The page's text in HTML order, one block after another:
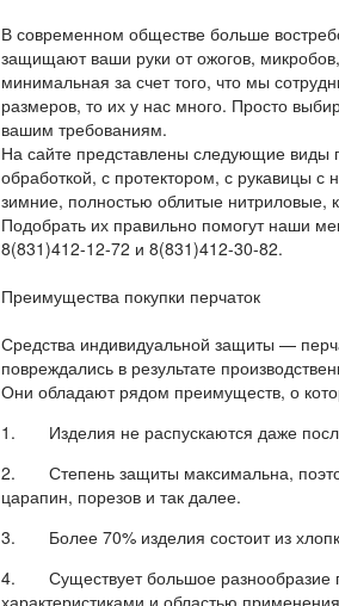
В современном обществе больше
защищают ваши руки от ожогов,
минимальная за счет того, что мы
размеров, то их у нас много. Просто
вашим требованиям.
На сайте представлены следующие виды
обработкой, с протектором, с рукавицы
зимние, полностью облитые нитриловые,
Подобрать их правильно помогут наши
8(831)412-12-72 и 8(831)412-30-82.
Преимущества покупки перчаток
Средства индивидуальной защиты —
повреждались в результате
Они обладают рядом преимуществ, о
1. Изделия не распускаются даже
2. Степень защиты максимальна,
царапин, порезов и так далее.
3. Более 70% изделия состоит из
4. Существует большое разнообразие
характеристиками и областью применения.